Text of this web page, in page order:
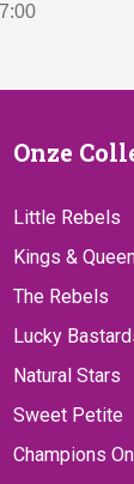
Onze
Onze
Little Rebels
Kings &
The Rebels
Lucky
Natural Stars
Sweet Petite
Champions